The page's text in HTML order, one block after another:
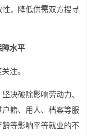
，降低供需双方搜寻
障水平
注。
决破除影响劳动力、
籍、用人、档案等服
等影响平等就业的不